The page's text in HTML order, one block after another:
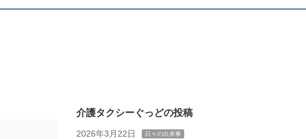
介護タクシーぐっどの投稿
2026年3月22日 日々の出来事